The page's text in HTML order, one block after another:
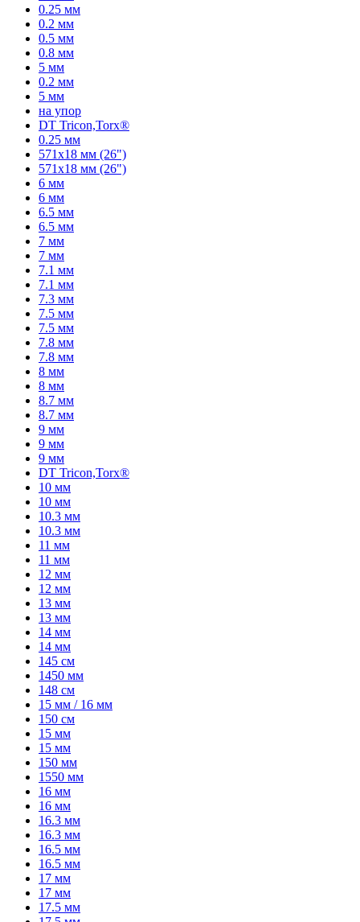
0.25 мм
0.2 мм
0.5 мм
0.8 мм
5 мм
0.2 мм
5 мм
на упор
DT Tricon,Torx®
0.25 мм
571x18 мм (26")
571x18 мм (26")
6 мм
6 мм
6.5 мм
6.5 мм
7 мм
7 мм
7.1 мм
7.1 мм
7.3 мм
7.5 мм
7.5 мм
7.8 мм
7.8 мм
8 мм
8 мм
8.7 мм
8.7 мм
9 мм
9 мм
9 мм
DT Tricon,Torx®
10 мм
10 мм
10.3 мм
10.3 мм
11 мм
11 мм
12 мм
12 мм
13 мм
13 мм
14 мм
14 мм
145 см
1450 мм
148 см
15 мм / 16 мм
150 см
15 мм
15 мм
150 мм
1550 мм
16 мм
16 мм
16.3 мм
16.3 мм
16.5 мм
16.5 мм
17 мм
17 мм
17.5 мм